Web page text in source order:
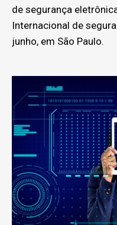
de segurança
Internacional de
junho, em São Paulo.